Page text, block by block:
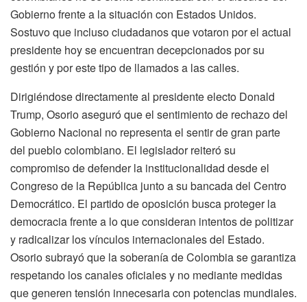
Gobierno frente a la situación con Estados Unidos.
Sostuvo que incluso ciudadanos que votaron por el actual
presidente hoy se encuentran decepcionados por su
gestión y por este tipo de llamados a las calles.
Dirigiéndose directamente al presidente electo Donald
Trump, Osorio aseguró que el sentimiento de rechazo del
Gobierno Nacional no representa el sentir de gran parte
del pueblo colombiano. El legislador reiteró su
compromiso de defender la institucionalidad desde el
Congreso de la República junto a su bancada del Centro
Democrático. El partido de oposición busca proteger la
democracia frente a lo que consideran intentos de politizar
y radicalizar los vínculos internacionales del Estado.
Osorio subrayó que la soberanía de Colombia se garantiza
respetando los canales oficiales y no mediante medidas
que generen tensión innecesaria con potencias mundiales.